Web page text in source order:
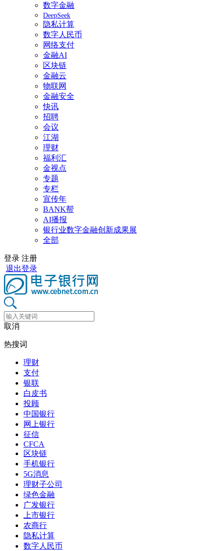
数字金融
DeepSeek
隐私计算
数字人民币
网络支付
金融AI
区块链
金融云
物联网
金融安全
快讯
招聘
会议
江湖
理财
福利汇
金视点
专题
专栏
宣传年
BANK帮
AI播报
银行业数字金融创新成果展
全部
登录 注册
退出登录
取消
热搜词
理财
支付
银联
白皮书
投顾
中国银行
网上银行
征信
CFCA
区块链
手机银行
5G消息
理财子公司
绿色金融
广发银行
上市银行
农商行
隐私计算
数字人民币